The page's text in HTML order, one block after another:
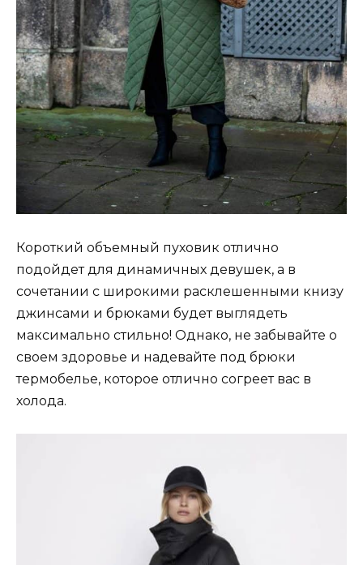
Короткий объемный пуховик отлично
подойдет для динамичных девушек, а в
сочетании с широкими расклешенными книзу
джинсами и брюками будет выглядеть
максимально стильно! Однако, не забывайте о
своем здоровье и надевайте под брюки
термобелье, которое отлично согреет вас в
холода.